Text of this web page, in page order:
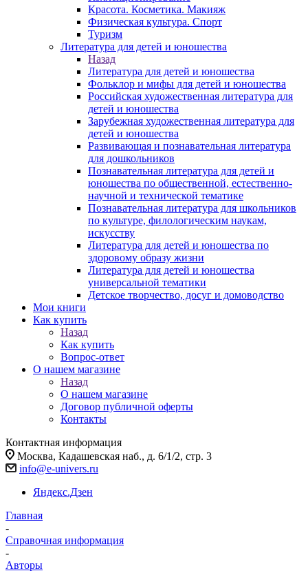
Красота. Косметика. Макияж
Физическая культура. Спорт
Туризм
Литература для детей и юношества
Назад
Литература для детей и юношества
Фольклор и мифы для детей и юношества
Российская художественная литература для
детей и юношества
Зарубежная художественная литература для
детей и юношества
Развивающая и познавательная литература
для дошкольников
Познавательная литература для детей и
юношества по общественной, естественно-
научной и технической тематике
Познавательная литература для школьников
по культуре, филологическим наукам,
искусству
Литература для детей и юношества по
здоровому образу жизни
Литература для детей и юношества
универсальной тематики
Детское творчество, досуг и домоводство
Мои книги
Как купить
Назад
Как купить
Вопрос-ответ
О нашем магазине
Назад
О нашем магазине
Договор публичной оферты
Контакты
Контактная информация
Москва, Кадашевская наб., д. 6/1/2, стр. 3
info@e-univers.ru
Яндекс.Дзен
Главная
-
Справочная информация
-
Авторы